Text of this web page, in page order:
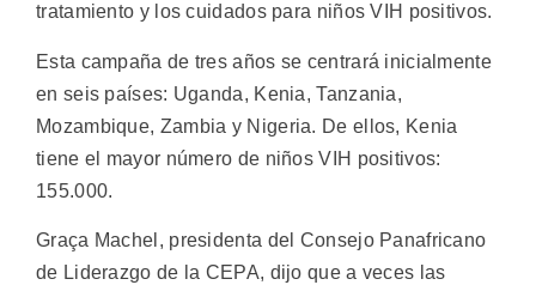
tratamiento y los cuidados para niños VIH positivos.
Esta campaña de tres años se centrará inicialmente
en seis países: Uganda, Kenia, Tanzania,
Mozambique, Zambia y Nigeria. De ellos, Kenia
tiene el mayor número de niños VIH positivos:
155.000.
Graça Machel, presidenta del Consejo Panafricano
de Liderazgo de la CEPA, dijo que a veces las